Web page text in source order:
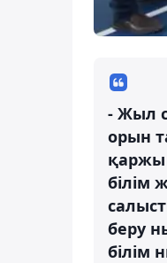
- Жыл
орын
қаржы
білім
беру
білім